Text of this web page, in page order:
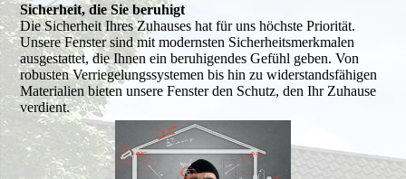
Sicherheit, die Sie beruhigt
Die Sicherheit Ihres Zuhauses hat für uns höchste Priorität.
Unsere Fenster sind mit modernsten Sicherheitsmerkmalen
ausgestattet, die Ihnen ein beruhigendes Gefühl geben. Von
robusten Verriegelungssystemen bis hin zu widerstandsfähigen
Materialien bieten unsere Fenster den Schutz, den Ihr Zuhause
verdient.